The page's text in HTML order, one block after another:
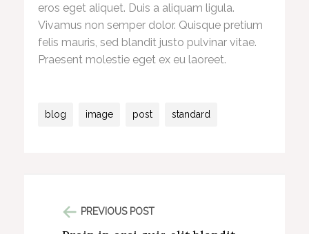
eros eget aliquet. Duis a aliquam ligula.
Vivamus non semper dolor. Quisque pretium
felis mauris, sed blandit justo pulvinar vitae.
Praesent molestie eget ex eu laoreet.
blog image post standard
PREVIOUS POST